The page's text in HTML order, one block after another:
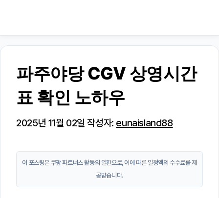
파주야당 CGV 상영시간
표 확인 노하우
2025년 11월 02일 작성자: eunaisland88
이 포스팅은 쿠팡 파트너스 활동의 일환으로, 이에 따른 일정액의 수수료를 제
공받습니다.